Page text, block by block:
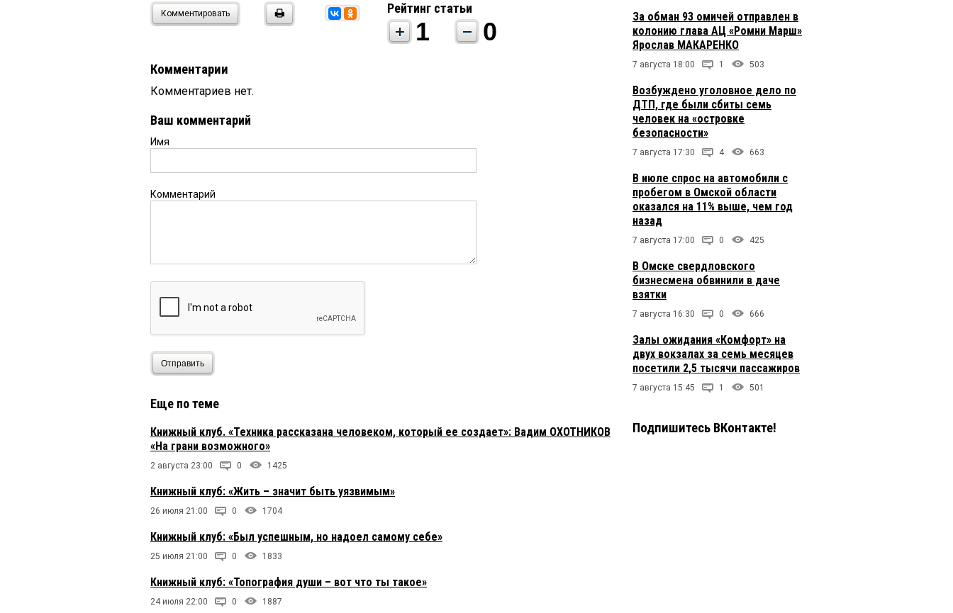
Комментировать Рейтинг статьи
1 0
Комментарии
Комментариев нет.
Ваш комментарий
Имя
Комментарий
Отправить
Еще по теме
Книжный клуб. «Техника рассказана человеком, который ее создает»: Вадим ОХОТНИКОВ
«На грани возможного»
2 августа 23:00 0 1425
Книжный клуб: «Жить – значит быть уязвимым»
26 июля 21:00 0 1704
Книжный клуб: «Был успешным, но надоел самому себе»
25 июля 21:00 0 1833
Книжный клуб: «Топография души – вот что ты такое»
24 июля 22:00 0 1887
За обман 93 омичей отправлен в
колонию глава АЦ «Ромни Марш»
Ярослав МАКАРЕНКО
7 августа 18:00 1 503
Возбуждено уголовное дело по
ДТП, где были сбиты семь
человек на «островке
безопасности»
7 августа 17:30 4 663
В июле спрос на автомобили с
пробегом в Омской области
оказался на 11% выше, чем год
назад
7 августа 17:00 0 425
В Омске свердловского
бизнесмена обвинили в даче
взятки
7 августа 16:30 0 666
Залы ожидания «Комфорт» на
двух вокзалах за семь месяцев
посетили 2,5 тысячи пассажиров
7 августа 15:45 1 501
Подпишитесь ВКонтакте!